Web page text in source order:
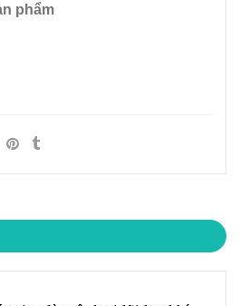
phẩm